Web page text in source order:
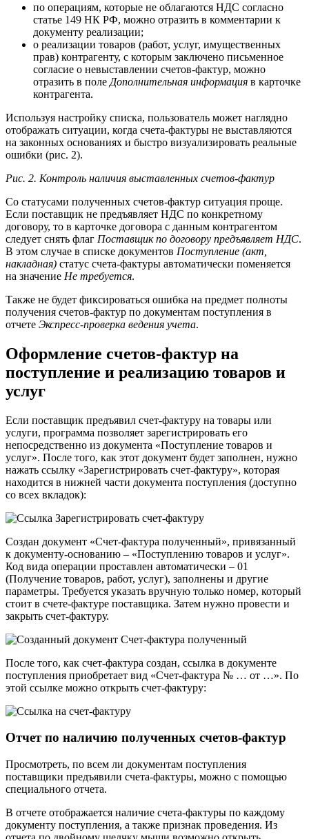
по операциям, которые не облагаются НДС согласно
статье 149 НК РФ, можно отразить в комментарии к
документу реализации;
о реализации товаров (работ, услуг, имущественных
прав) контрагенту, с которым заключено письменное
согласие о невыставлении счетов-фактур, можно
отразить в поле Дополнительная информация в карточке
контрагента.
Используя настройку списка, пользователь может наглядно
отображать ситуации, когда счета-фактуры не выставляются
на законных основаниях и быстро визуализировать реальные
ошибки (рис. 2).
Рис. 2. Контроль наличия выставленных счетов-фактур
Со статусами полученных счетов-фактур ситуация проще.
Если поставщик не предъявляет НДС по конкретному
договору, то в карточке договора с данным контрагентом
следует снять флаг Поставщик по договору предъявляет НДС.
В этом случае в списке документов Поступление (акт,
накладная) статус счета-фактуры автоматически поменяется
на значение Не требуется.
Также не будет фиксироваться ошибка на предмет полноты
получения счетов-фактур по документам поступления в
отчете Экспресс-проверка ведения учета.
Оформление счетов-фактур на
поступление и реализацию товаров и
услуг
Если поставщик предъявил счет-фактуру на товары или
услуги, программа позволяет зарегистрировать его
непосредственно из документа «Поступление товаров и
услуг». После того, как этот документ будет заполнен, нужно
нажать ссылку «Зарегистрировать счет-фактуру», которая
находится в нижней части документа поступления (доступно
со всех вкладок):
Создан документ «Счет-фактура полученный», привязанный
к документу-основанию – «Поступлению товаров и услуг».
Код вида операции проставлен автоматически – 01
(Получение товаров, работ, услуг), заполнены и другие
параметры. Требуется указать вручную только номер, который
стоит в счете-фактуре поставщика. Затем нужно провести и
закрыть счет-фактуру.
После того, как счет-фактура создан, ссылка в документе
поступления приобретает вид «Счет-фактура № … от …». По
этой ссылке можно открыть счет-фактуру:
Отчет по наличию полученных счетов-фактур
Просмотреть, по всем ли документам поступления
поставщики предъявили счета-фактуры, можно с помощью
специального отчета.
В отчете отображается наличие счета-фактуры по каждому
документу поступления, а также признак проведения. Из